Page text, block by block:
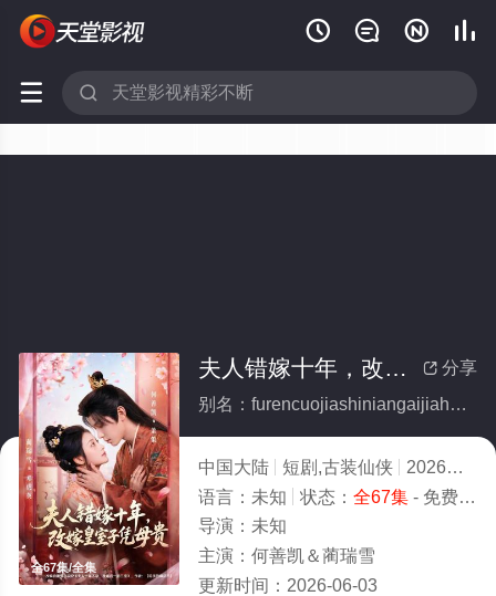
   
 
全67集/全集
 分享
夫人错嫁十年，改嫁皇室子凭母贵(全集)
别名：furencuojiashiniangaijiahuangshizipingmugui
中国大陆 短剧,古装仙侠 2026
10.0
语言： 未知 状态： 全67集- 免费在线观看
导演： 未知
主演： 何善凯＆蔺瑞雪
更新时间： 2026-06-03